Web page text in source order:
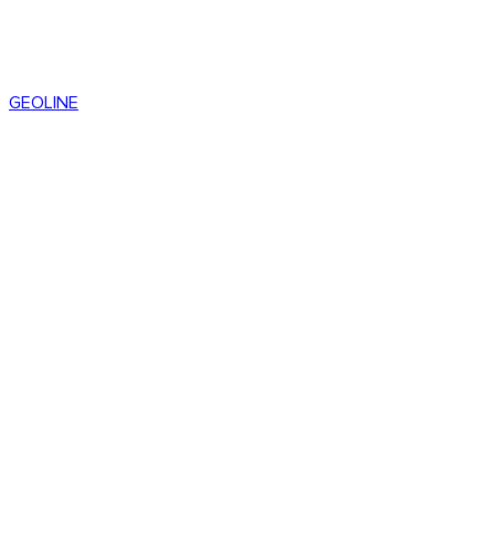
GEOLINE